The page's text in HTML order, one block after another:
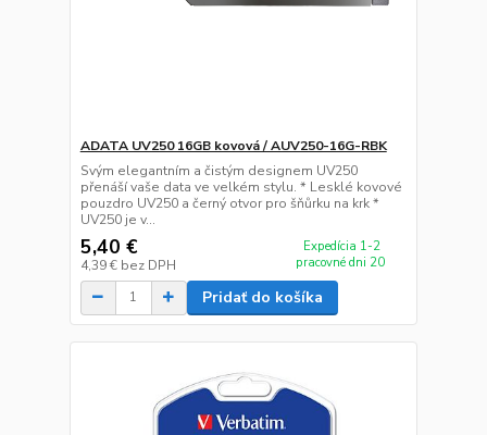
ADATA UV250 16GB kovová / AUV250-16G-RBK
Svým elegantním a čistým designem UV250
přenáší vaše data ve velkém stylu. * Lesklé kovové
pouzdro UV250 a černý otvor pro šňůrku na krk *
UV250 je v...
5,40 €
4,39 € bez DPH
Expedícia 1-2
pracovné dni 20
Pridať do košíka